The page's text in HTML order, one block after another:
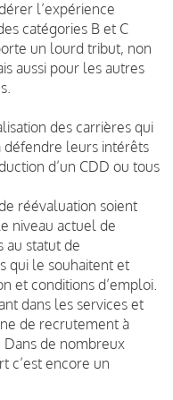
l’expérience
catégories B et C
un lourd tribut, non
aussi pour les autres
des carrières qui
défendre leurs intérêts
d’un CDD ou tous
réévaluation soient
niveau actuel de
au statut de
qui le souhaitent et
et conditions d’emploi.
dans les services et
de recrutement à
de nombreux
c’est encore un